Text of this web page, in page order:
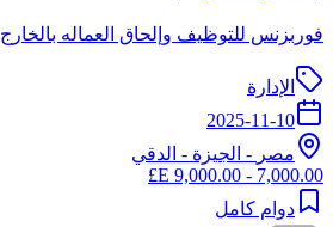
فوربزنس للتوظيف وإلحاق العماله بالخارج
الإدارة
2025-11-10
مصر - الجيزة - الدقي
7,000.00 - 9,000.00 E£
دوام كامل